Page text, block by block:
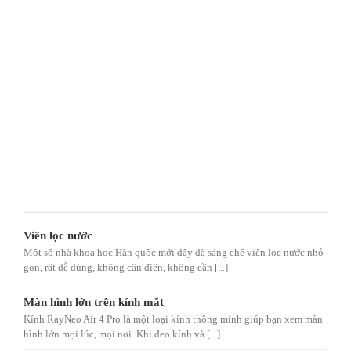
Viên lọc nước
Một số nhà khoa học Hàn quốc mới đây đã sáng chế viên lọc nước nhỏ
gọn, rất dễ dùng, không cần điện, không cần [...]
Màn hình lớn trên kính mắt
Kính RayNeo Air 4 Pro là một loại kính thông minh giúp bạn xem màn
hình lớn mọi lúc, mọi nơi. Khi đeo kính và [...]